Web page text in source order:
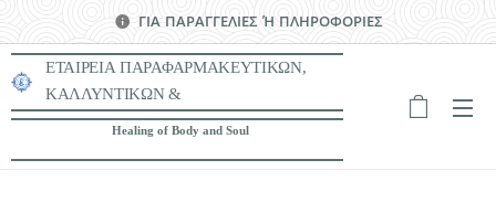
ΓΙΑ ΠΑΡΑΓΓΕΛΙΕΣ Ή ΠΛΗΡΟΦΟΡΙΕΣ
ΕΤΑΙΡΕΙΑ ΠΑΡΑΦΑΡΜΑΚΕΥΤΙΚΩΝ,
ΚΑΛΛΥΝΤΙΚΩΝ &
ΙΑΤΡΟΤΕΧΝΟΛΟΓΙΚΩΝ ΠΡΟΪΟΝΤΩΝ
Healing of Body and Soul